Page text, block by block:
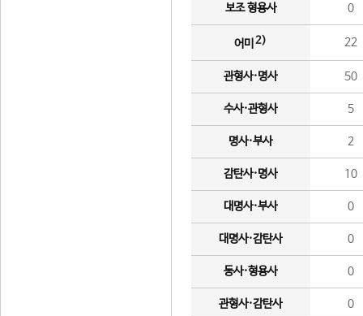
보조 형용사 0
어미 2) 22
관형사·명사 50
수사·관형사 5
명사·부사 2
감탄사·명사 10
대명사·부사 0
대명사·감탄사 0
동사·형용사 0
관형사·감탄사 0